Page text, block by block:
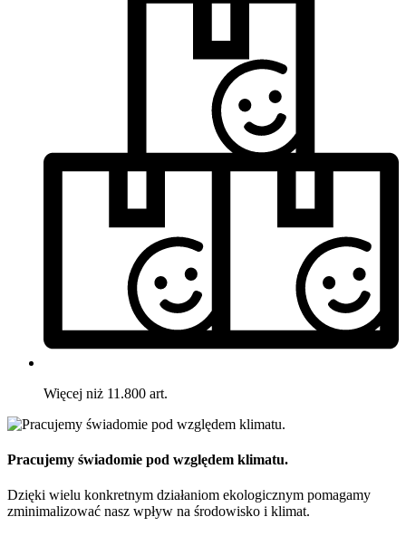
Więcej niż 11.800 art.
Pracujemy świadomie pod względem klimatu.
Dzięki wielu konkretnym działaniom ekologicznym pomagamy
zminimalizować nasz wpływ na środowisko i klimat.